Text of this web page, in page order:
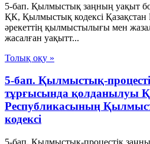
5-бап. Қылмыстық заңның уақыт
ҚК, Қылмыстық кодексi Қазақстан
әрекеттiң қылмыстылығы мен
жасалған уақытт...
Толық оқу »
5-бап. Қылмыстық-
тұрғысында қолданылуы
Республикасының
кодексi